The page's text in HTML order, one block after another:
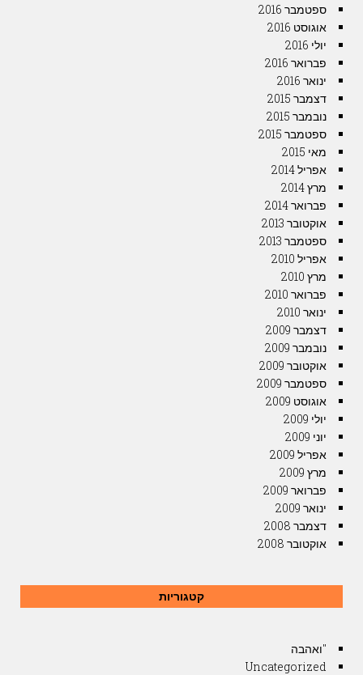
ספטמבר 2016
אוגוסט 2016
יולי 2016
פברואר 2016
ינואר 2016
דצמבר 2015
נובמבר 2015
ספטמבר 2015
מאי 2015
אפריל 2014
מרץ 2014
פברואר 2014
אוקטובר 2013
ספטמבר 2013
אפריל 2010
מרץ 2010
פברואר 2010
ינואר 2010
דצמבר 2009
נובמבר 2009
אוקטובר 2009
ספטמבר 2009
אוגוסט 2009
יולי 2009
יוני 2009
אפריל 2009
מרץ 2009
פברואר 2009
ינואר 2009
דצמבר 2008
אוקטובר 2008
קטגוריות
"ואהבה
Uncategorized